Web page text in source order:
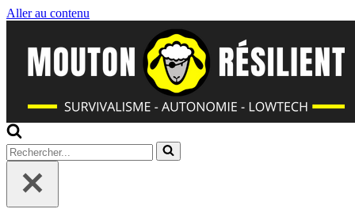
Aller au contenu
Rechercher...